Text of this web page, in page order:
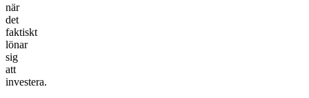
när
det
faktiskt
lönar
sig
att
investera.